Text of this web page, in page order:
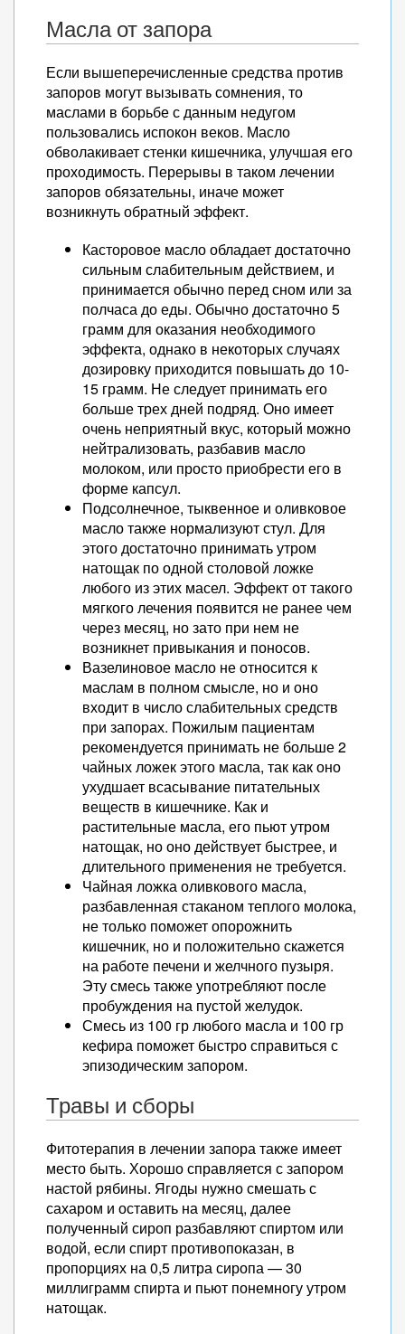
Масла от запора
Если вышеперечисленные средства против
запоров могут вызывать сомнения, то
маслами в борьбе с данным недугом
пользовались испокон веков. Масло
обволакивает стенки кишечника, улучшая его
проходимость. Перерывы в таком лечении
запоров обязательны, иначе может
возникнуть обратный эффект.
Касторовое масло обладает достаточно
сильным слабительным действием, и
принимается обычно перед сном или за
полчаса до еды. Обычно достаточно 5
грамм для оказания необходимого
эффекта, однако в некоторых случаях
дозировку приходится повышать до 10-
15 грамм. Не следует принимать его
больше трех дней подряд. Оно имеет
очень неприятный вкус, который можно
нейтрализовать, разбавив масло
молоком, или просто приобрести его в
форме капсул.
Подсолнечное, тыквенное и оливковое
масло также нормализуют стул. Для
этого достаточно принимать утром
натощак по одной столовой ложке
любого из этих масел. Эффект от такого
мягкого лечения появится не ранее чем
через месяц, но зато при нем не
возникнет привыкания и поносов.
Вазелиновое масло не относится к
маслам в полном смысле, но и оно
входит в число слабительных средств
при запорах. Пожилым пациентам
рекомендуется принимать не больше 2
чайных ложек этого масла, так как оно
ухудшает всасывание питательных
веществ в кишечнике. Как и
растительные масла, его пьют утром
натощак, но оно действует быстрее, и
длительного применения не требуется.
Чайная ложка оливкового масла,
разбавленная стаканом теплого молока,
не только поможет опорожнить
кишечник, но и положительно скажется
на работе печени и желчного пузыря.
Эту смесь также употребляют после
пробуждения на пустой желудок.
Смесь из 100 гр любого масла и 100 гр
кефира поможет быстро справиться с
эпизодическим запором.
Травы и сборы
Фитотерапия в лечении запора также имеет
место быть. Хорошо справляется с запором
настой рябины. Ягоды нужно смешать с
сахаром и оставить на месяц, далее
полученный сироп разбавляют спиртом или
водой, если спирт противопоказан, в
пропорциях на 0,5 литра сиропа — 30
миллиграмм спирта и пьют понемногу утром
натощак.